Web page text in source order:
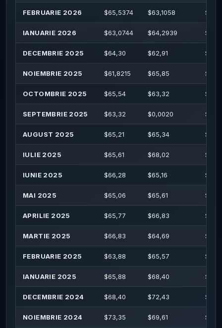
FEBRUARIE 2026 $65,5374 $63,1058 $
IANUARIE 2026 $63,0744 $64,2939 $
DECEMBRIE 2025 $64,30 $62,91 $
NOIEMBRIE 2025 $61,8215 $65,85 $
OCTOMBRIE 2025 $65,54 $63,32 $
SEPTEMBRIE 2025 $63,32 $0,0020 $
AUGUST 2025 $65,21 $65,34 $
IULIE 2025 $65,61 $68,02 $
IUNIE 2025 $66,28 $65,16 $
MAI 2025 $65,06 $65,61 $
APRILIE 2025 $65,77 $66,83 $
MARTIE 2025 $66,83 $64,69 $
FEBRUARIE 2025 $63,88 $65,57 $
IANUARIE 2025 $65,88 $68,40 $
DECEMBRIE 2024 $68,40 $72,43 $
NOIEMBRIE 2024 $73,35 $69,61 $